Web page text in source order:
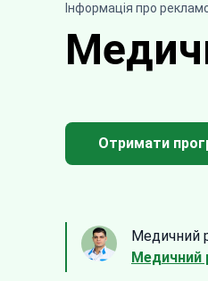
Інформація про
Отримати
Медичний
Медичний